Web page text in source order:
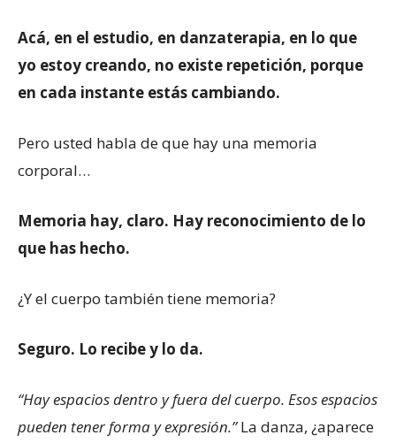
Acá, en el estudio, en danzaterapia, en lo que
yo estoy creando, no existe repetición, porque
en cada instante estás cambiando.
Pero usted habla de que hay una memoria
corporal…
Memoria hay, claro. Hay reconocimiento de lo
que has hecho.
¿Y el cuerpo también tiene memoria?
Seguro. Lo recibe y lo da.
“Hay espacios dentro y fuera del cuerpo. Esos espacios
pueden tener forma y expresión.”La danza, ¿aparece